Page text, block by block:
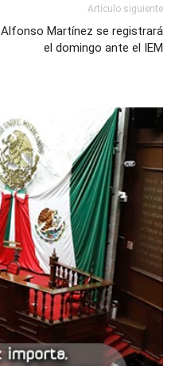
Artículo siguiente
Alfonso Martínez se registrará
el domingo ante el IEM